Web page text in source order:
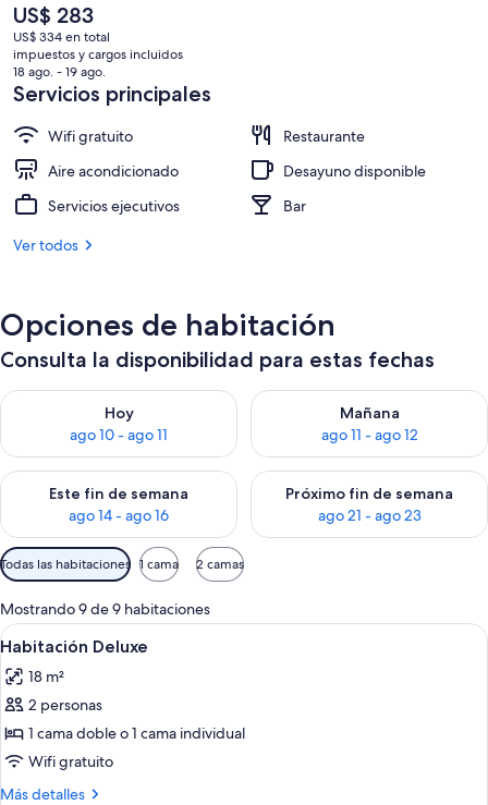
El
precio
actual
es
de
US$ 283
US$ 334 en total
impuestos y cargos incluidos
18 ago. - 19 ago.
Servicios principales
Wifi gratuito
Restaurante
Aire acondicionado
Desayuno disponible
Servicios ejecutivos
Bar
Ver todos
Opciones de habitación
Consulta la disponibilidad para estas fechas
Hoy
ago 10 - ago 11
Consulta la disponibilidad para hoy ago 10 - ago 11
Mañana
ago 11 - ago 12
Consulta la disponibilidad
Este fin de semana
ago 14 - ago 16
Consulta la disponibilidad para este fin de semana ago 14 -
Próximo fin de semana
ago 21 - ago 23
Consulta la disponibilidad
Filtros
disponibles
para
las
habitaciones
Todas las habitaciones 1 cama 2 camas
Mostrando 9 de 9 habitaciones
Ver
todas
las
fotos
de
Habitación
Deluxe
Habitación de hotel con cama,
7
Habitación Deluxe
18 m²
2 personas
1 cama doble o 1 cama individual
Wifi gratuito
Más detalles
Más